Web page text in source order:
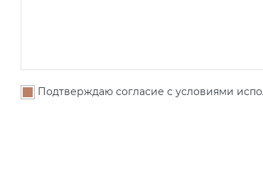
Подтверждаю согласие с условиями